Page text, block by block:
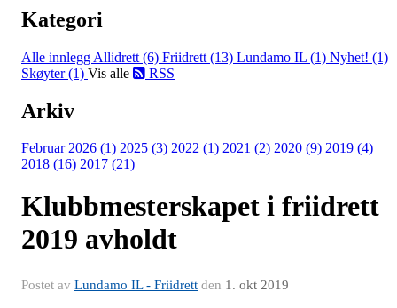
Kategori
Alle innlegg Allidrett (6) Friidrett (13) Lundamo IL (1) Nyhet! (1)
Skøyter (1) Vis alle RSS
Arkiv
Februar 2026 (1) 2025 (3) 2022 (1) 2021 (2) 2020 (9) 2019 (4)
2018 (16) 2017 (21)
Klubbmesterskapet i friidrett
2019 avholdt
Postet av Lundamo IL - Friidrett den 1. okt 2019